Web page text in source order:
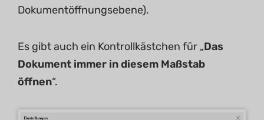
Dokumentöffnungsebene).
Es gibt auch ein Kontrollkästchen für „Das
Dokument immer in diesem Maßstab
öffnen“.